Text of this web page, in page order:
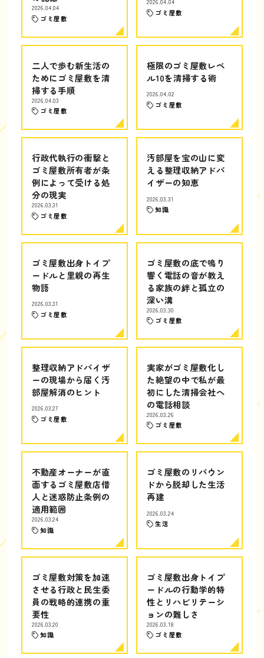
2026.04.04
ゴミ屋敷
2026.04.04
ゴミ屋敷
二人で歩む新生活の
ためにゴミ屋敷を清
掃する手順
2026.04.03
ゴミ屋敷
極限のゴミ屋敷レベ
ル10を清掃する術
2026.04.02
ゴミ屋敷
行政代執行の衝撃と
ゴミ屋敷所有者が条
例によって受ける処
分の現実
2026.03.31
ゴミ屋敷
汚部屋を宝の山に変
える整理収納アドバ
イザーの知恵
2026.03.31
知識
ゴミ屋敷出身トイプ
ードルと里親の再生
物語
2026.03.31
ゴミ屋敷
ゴミ屋敷の底で鳴り
響く電話の音が教え
る家族の絆と孤立の
深い溝
2026.03.30
ゴミ屋敷
整理収納アドバイザ
ーの現場から届く汚
部屋解消のヒント
2026.03.27
ゴミ屋敷
実家がゴミ屋敷化し
た絶望の中で私が最
初にした清掃会社へ
の電話相談
2026.03.26
ゴミ屋敷
不動産オーナーが直
面するゴミ屋敷店借
人と迷惑防止条例の
適用範囲
2026.03.24
知識
ゴミ屋敷のリバウン
ドから脱却した生活
再建
2026.03.24
生活
ゴミ屋敷対策を加速
させる行政と民生委
員の戦略的連携の重
要性
2026.03.20
知識
ゴミ屋敷出身トイプ
ードルの行動学的特
性とリハビリテーシ
ョンの難しさ
2026.03.18
ゴミ屋敷